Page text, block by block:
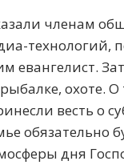
членам
технологий,
евангелист.
охоте.
весть о
дня